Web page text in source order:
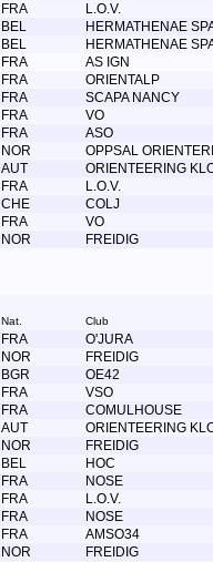
FRA
L.O.V.
BEL
HERMATHENAE
BEL
HERMATHENAE
FRA
AS IGN
FRA
ORIENTALP
FRA
SCAPA NANCY
FRA
VO
FRA
ASO
NOR
OPPSAL
AUT
ORIENTEERING
FRA
L.O.V.
CHE
COLJ
FRA
VO
NOR FREIDIG
Nat. Club
FRA
O'JURA
NOR
FREIDIG
BGR
OE42
FRA
VSO
FRA
COMULHOUSE
AUT
ORIENTEERING
NOR
FREIDIG
BEL
HOC
FRA
NOSE
FRA
L.O.V.
FRA
NOSE
FRA
AMSO34
NOR FREIDIG